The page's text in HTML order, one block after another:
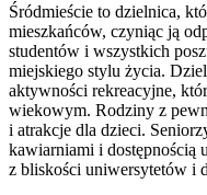
Śródmieście to dzielnica,
mieszkańców, czyniąc ją
studentów i wszystkich
miejskiego stylu życia.
aktywności rekreacyjne,
wiekowym. Rodziny z
i atrakcje dla dzieci.
kawiarniami i dostępnością
z bliskości uniwersytetów i